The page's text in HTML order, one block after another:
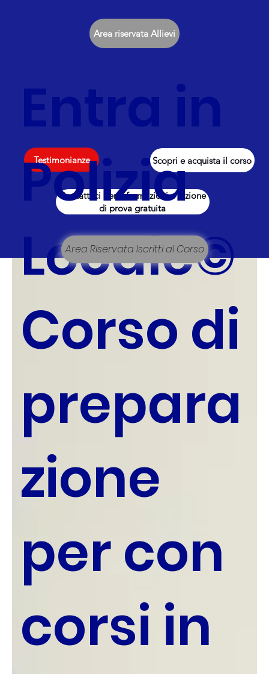
Contattaci per informazioni e lezione
di prova gratuita
Scopri e acquista il corso
Testimonianze
Entra in
Polizia
Locale©
Corso di
prepara
zione
per con
corsi in
Area riservata Allievi
Area Riservata Iscritti al Corso